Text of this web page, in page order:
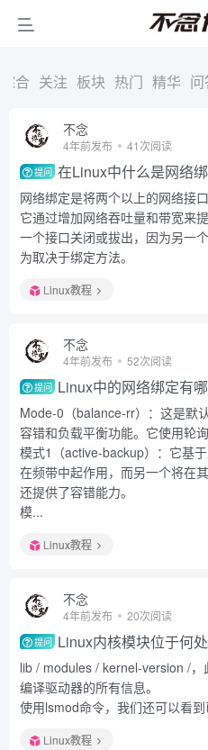
综合 关注 板块 热门 精华 问
不念
4年前发布 41次阅读
提问 在Linux中什么是网络绑
网络绑定是将两个以上的网络接
它通过增加网络吞吐量和带宽来
一个接口关闭或拔出，因为另一
为取决于绑定方法。
Linux教程
不念
4年前发布 52次阅读
提问 Linux中的网络绑定有
Mode-0（balance-rr）：这是默
容错和负载平衡功能。它使用轮
模式1（active-backup）：它基
在频带中起作用，而另一个将在
还提供了容错能力。
模...
Linux教程
不念
4年前发布 20次阅读
提问 Linux内核模块位于何处
lib / modules / kernel-version /
编译驱动器的所有信息。
使用lsmod命令，我们还可以看到
Linux教程